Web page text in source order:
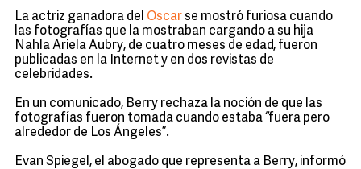
La actriz ganadora del Oscarse mostró furiosa cuando
las fotografías que la mostraban cargando a su hija
Nahla Ariela Aubry, de cuatro meses de edad, fueron
publicadas en la Internet y en dos revistas de
celebridades.
En un comunicado, Berry rechaza la noción de que las
fotografías fueron tomada cuando estaba “fuera pero
alrededor de Los Ángeles”.
Evan Spiegel, el abogado que representa a Berry, informó